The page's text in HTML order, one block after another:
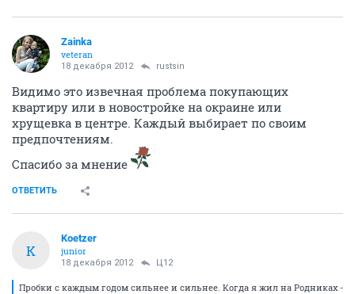
Zainka
veteran
18 декабря 2012 rustsin
Видимо это извечная проблема покупающих
квартиру или в новостройке на окраине или
хрущевка в центре. Каждый выбирает по своим
предпочтениям.
Спасибо за мнение
ОТВЕТИТЬ
K
Koetzer
junior
18 декабря 2012 Ц12
Пробки с каждым годом сильнее и сильнее. Когда я жил на Родниках -